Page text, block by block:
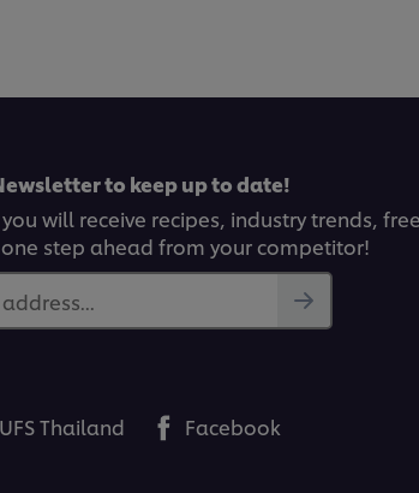
to keep up to date!
will receive recipes, industry trends,
step ahead from your competitor!
UFS Thailand Facebook